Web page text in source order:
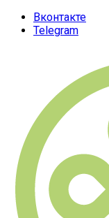
Вконтакте
Telegram